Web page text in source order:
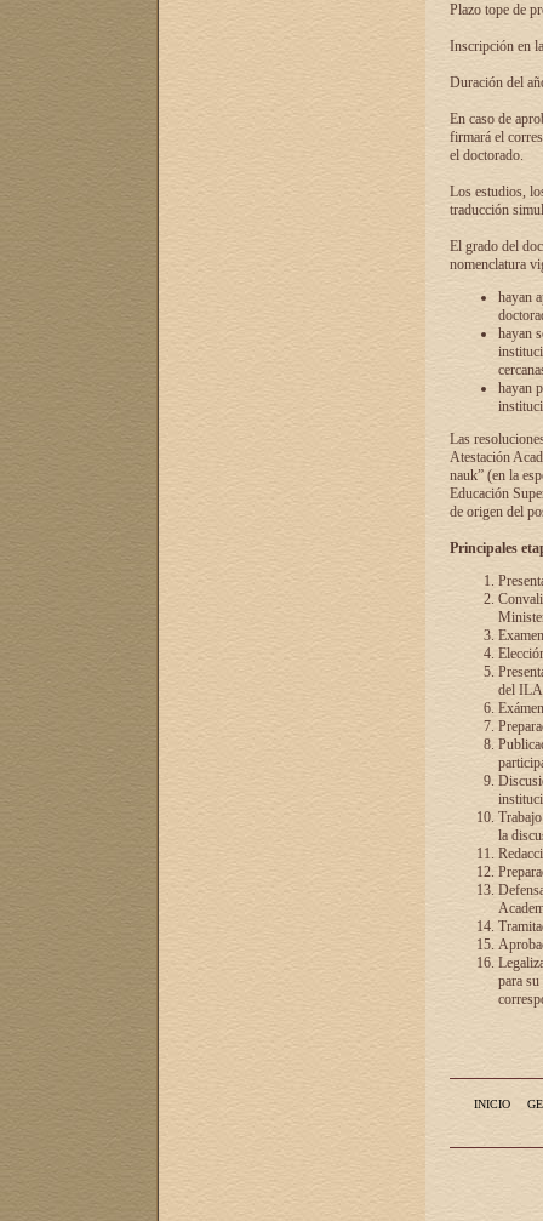
Plazo tope de
Inscripción en
Duración del
En caso de
firmará el
el doctorado.
Los estudios,
traducción
El grado del
nomenclatura
hayan
hayan
hayan
Las
Atestación
nauk” (en la
Educación
de origen del
Principales
del
la
para
INICIO